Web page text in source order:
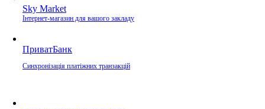
Sky Market
Інтернет-магазин для вашого закладу
ПриватБанк
Синхронізація платіжних транзакцій